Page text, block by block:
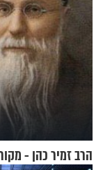
הרב זמיר כהן -